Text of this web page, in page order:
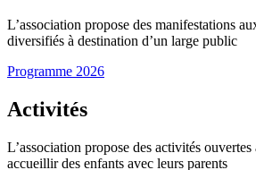
L’association propose des manifestations
diversifiés à destination d’un large public
Programme 2026
Activités
L’association propose des activités
accueillir des enfants avec leurs parents